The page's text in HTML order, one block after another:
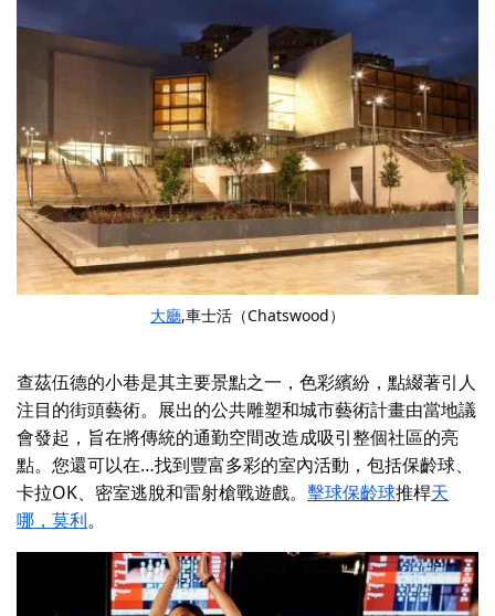
大廳,車士活（Chatswood）
查茲伍德的小巷是其主要景點之一，色彩繽紛，點綴著引人
注目的街頭藝術。展出的公共雕塑和城市藝術計畫由當地議
會發起，旨在將傳統的通勤空間改造成吸引整個社區的亮
點。 您還可以在…找到豐富多彩的室內活動，包括保齡球、
卡拉OK、密室逃脫和雷射槍戰遊戲。 擊球保齡球推桿天
哪，莫利。